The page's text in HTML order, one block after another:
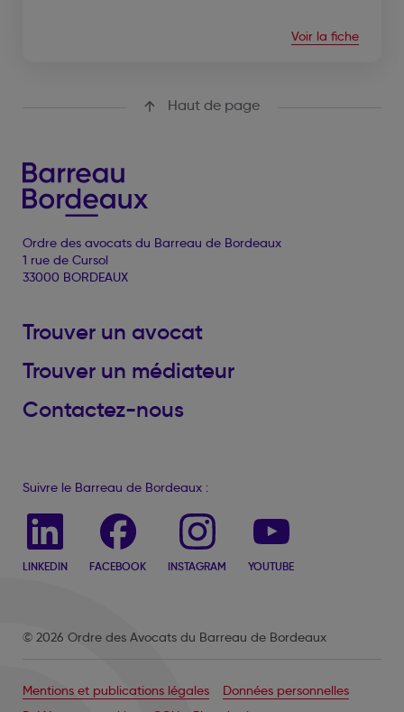
Voir la fiche
Haut de page
Ordre des avocats du Barreau de Bordeaux
1 rue de Cursol
33000 BORDEAUX
Trouver un avocat
Trouver un médiateur
Contactez-nous
Suivre le Barreau de Bordeaux :
LINKEDIN FACEBOOK INSTAGRAM YOUTUBE
© 2026 Ordre des Avocats du Barreau de Bordeaux
Mentions et publications légales
Données personnelles